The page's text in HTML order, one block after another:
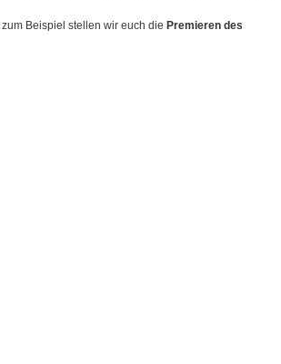
Beispiel stellen wir euch die Premieren des